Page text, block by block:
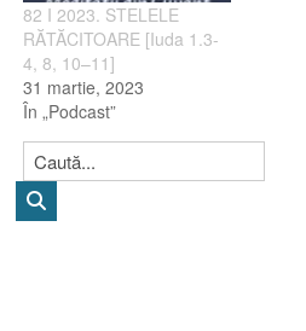
82 I 2023. STELELE
RĂTĂCITOARE [Iuda 1.3-
4, 8, 10–11]
31 martie, 2023
În „Podcast”